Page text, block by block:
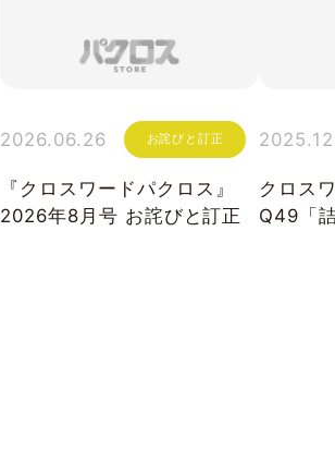
2026.06.26 お詫びと訂正
『クロスワードパクロス』
2026年8月号 お詫びと訂正
クロス
Q49「